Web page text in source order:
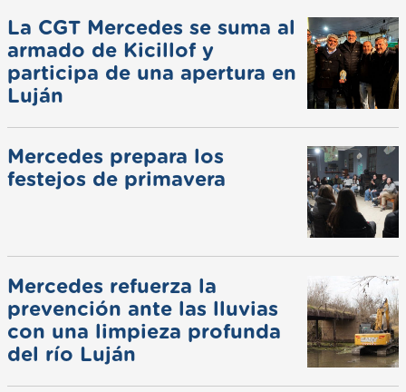
La CGT Mercedes se suma al
armado de Kicillof y
participa de una apertura en
Luján
Mercedes prepara los
festejos de primavera
Mercedes refuerza la
prevención ante las lluvias
con una limpieza profunda
del río Luján